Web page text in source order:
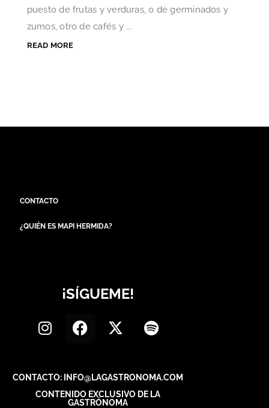
puesto de frutas y verduras, o de germinados y
zumos, otro de cafés y ...
READ MORE
CONTACTO
¿QUIÉN ES MAPI HERMIDA?
¡SÍGUEME!
CONTACTO: INFO@LAGASTRONOMA.COM
CONTENIDO EXCLUSIVO DE LA
GASTRÓNOMA